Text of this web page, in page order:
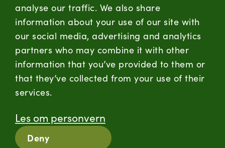
analyse our traffic. We also share
information about your use of our site with
our social media, advertising and analytics
partners who may combine it with other
information that you’ve provided to them or
that they’ve collected from your use of their
services.
Deny
Les om personvern
firmapost@nortura.no
LinkedInFacebookInstagram
RSS